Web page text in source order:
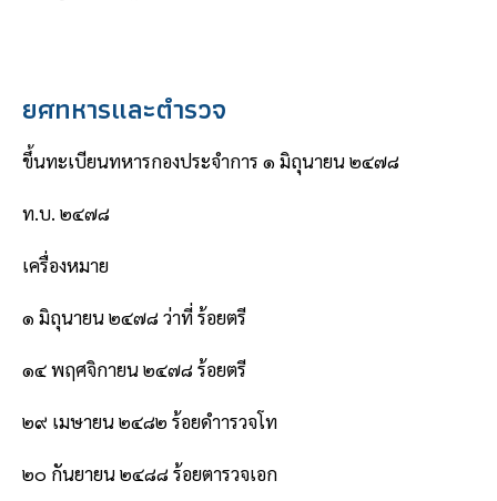
ยศทหารและตํารวจ
ขึ้นทะเบียนทหารกองประจําการ ๑ มิถุนายน ๒๔๗๘
ท.บ. ๒๔๗๘
เครื่องหมาย
๑ มิถุนายน ๒๔๗๘ ว่าที่ ร้อยตรี
๑๔ พฤศจิกายน ๒๔๗๘ ร้อยตรี
๒๙ เมษายน ๒๔๘๒ ร้อยดําารวจโท
๒๐ กันยายน ๒๔๘๘ ร้อยตารวจเอก